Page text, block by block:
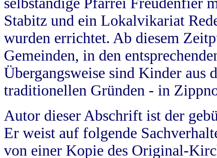
Stabitz und ein Lokalvikariat
wurden errichtet. Ab diesem
Gemeinden, in den
Übergangsweise sind Kinder aus
traditionellen Gründen - in
Autor dieser Abschrift ist der
Er weist auf folgende
von einer Kopie des Original-